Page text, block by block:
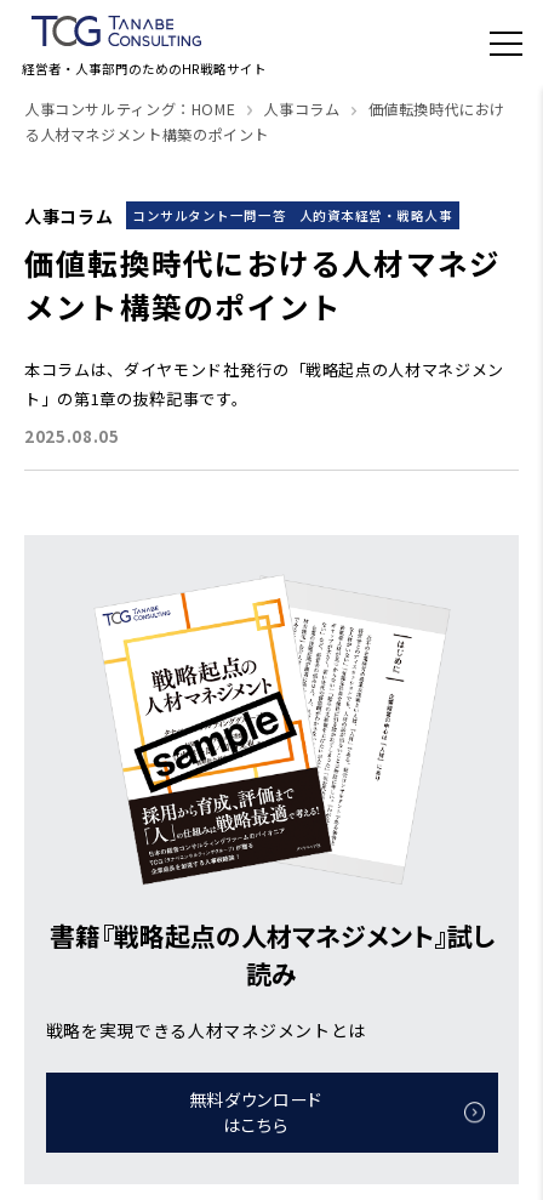
経営者・人事部門のためのHR戦略サイト
人事コンサルティング：HOME 人事コラム
価値転換時代におけ
る人材マネジメント構築のポイント
人事コラム コンサルタント一問一答 人的資本経営・戦略人事
価値転換時代における人材マネジ
メント構築のポイント
本コラムは、ダイヤモンド社発行の「戦略起点の人材マネジメン
ト」の第1章の抜粋記事です。
2025.08.05
書籍『戦略起点の人材マネジメント』試し
読み
戦略を実現できる人材マネジメントとは
無料ダウンロード
はこちら